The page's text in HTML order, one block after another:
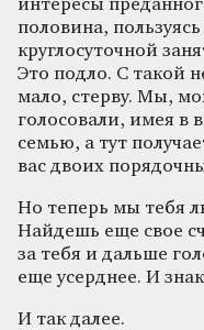
интересы
половина,
круглосуточной
Это подло. С такой
мало, стерву. Мы,
голосовали, имея в
семью, а тут
вас двоих
Но теперь мы тебя
Найдешь еще свое
за тебя и дальше
еще усерднее. И
И так далее.